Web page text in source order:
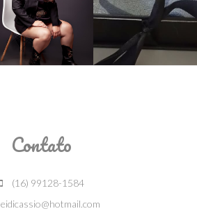
Contato
(16) 99128-1584
eidicassio@hotmail.com